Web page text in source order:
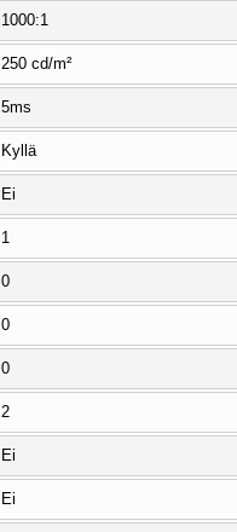
1000:1
250 cd/m²
5ms
Kyllä
Ei
1
0
0
0
2
Ei
Ei